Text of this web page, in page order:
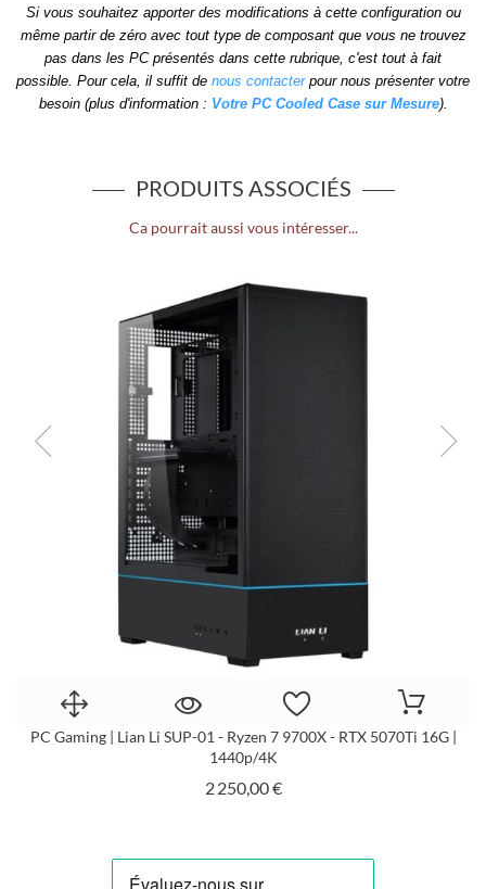
Si vous souhaitez apporter des modifications à cette configuration ou
même partir de zéro avec tout type de composant que vous ne trouvez
pas dans les PC présentés dans cette rubrique, c'est tout à fait
possible. Pour cela, il suffit de nous contacterpour nous présenter votre
besoin (plus d'information : Votre PC Cooled Case sur Mesure).
PRODUITS ASSOCIÉS
Ca pourrait aussi vous intéresser...
PC Gaming | Lian Li SUP-01 - Ryzen 7 9700X - RTX 5070Ti 16G |
1440p/4K
2 250,00 €Prix